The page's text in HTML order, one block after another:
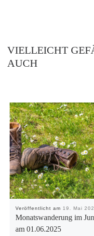
VIELLEICHT
AUCH
Veröffentlicht am 19. Mai
Monatswanderung im
am 01.06.2025